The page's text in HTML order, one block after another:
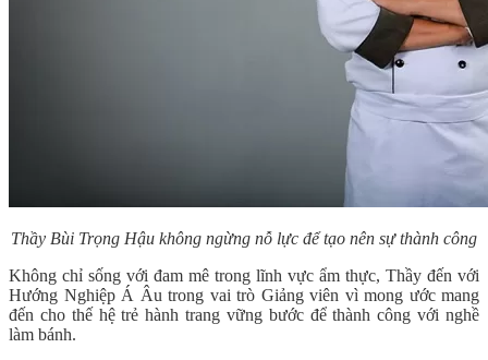
Thầy Bùi Trọng Hậu không ngừng nỗ lực để tạo nên sự thành công
Không chỉ sống với đam mê trong lĩnh vực ẩm thực, Thầy đến với
Hướng Nghiệp Á Âu trong vai trò Giảng viên vì mong ước mang
đến cho thế hệ trẻ hành trang vững bước để thành công với nghề
làm bánh.